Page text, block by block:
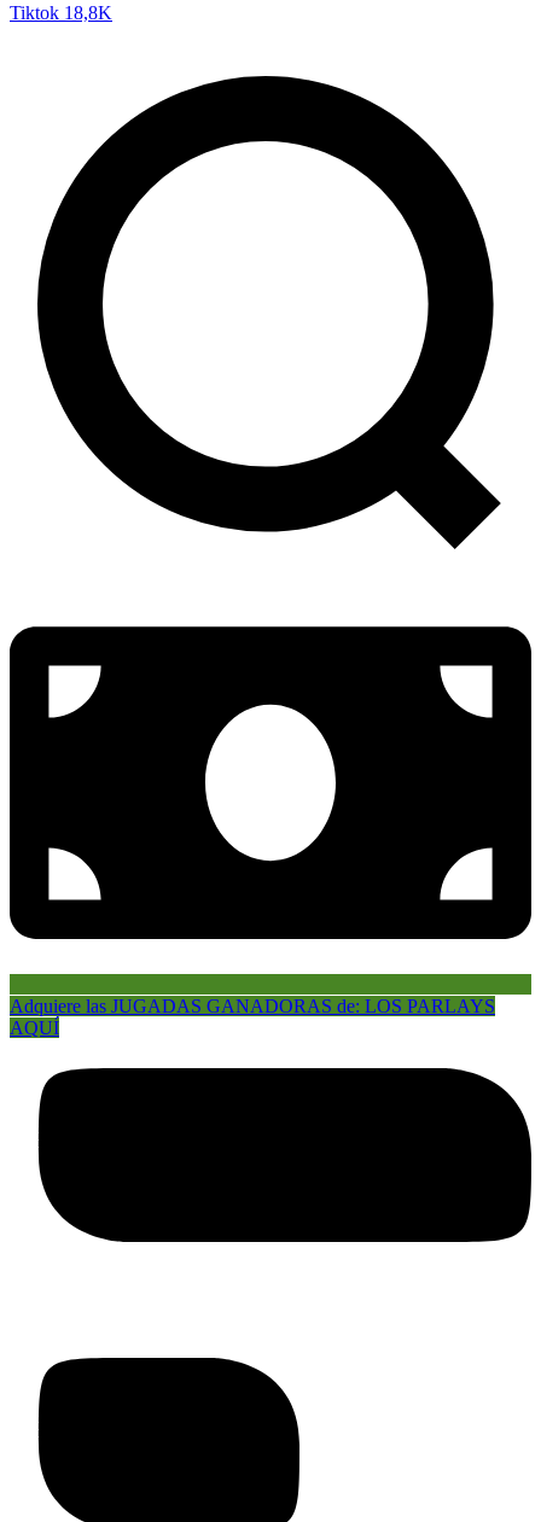
Tiktok 18,8K
Adquiere las JUGADAS GANADORAS de: LOS PARLAYS
AQUÍ